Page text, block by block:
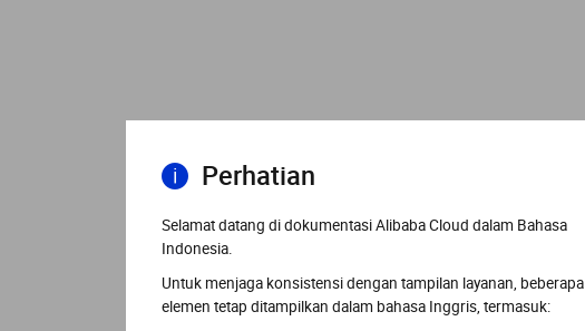
Perhatian
Selamat datang di dokumentasi Alibaba Cloud dalam Bahasa
Indonesia.
Untuk menjaga konsistensi dengan tampilan layanan, beberapa
elemen tetap ditampilkan dalam bahasa Inggris, termasuk: